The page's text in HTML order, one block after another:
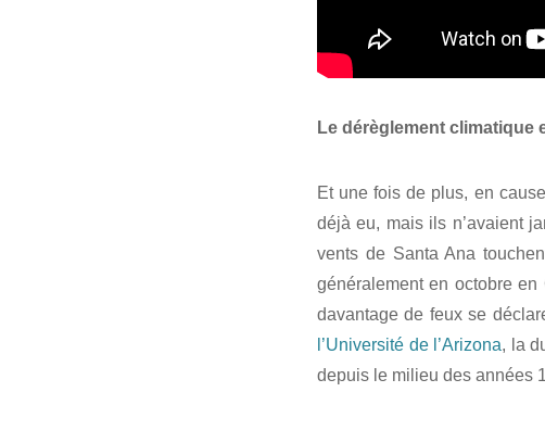
Le dérèglement climatique
Et une fois de plus, en
déjà eu, mais ils n’avaient
vents de Santa Ana
généralement en octobre
davantage de feux se
l’Université de l’Arizona, la
depuis le milieu des années